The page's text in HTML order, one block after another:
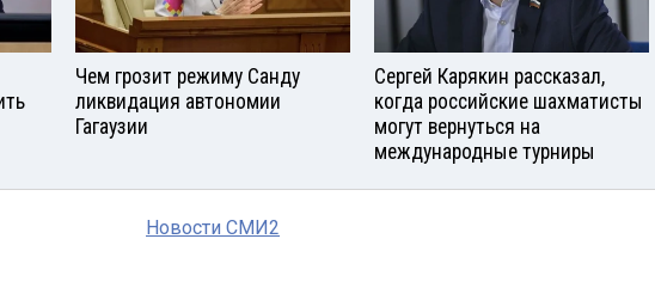
Чем грозит режиму Санду
ликвидация автономии
Гагаузии
Сергей Карякин рассказал,
когда российские шахматисты
могут вернуться на
международные турниры
Новости СМИ2